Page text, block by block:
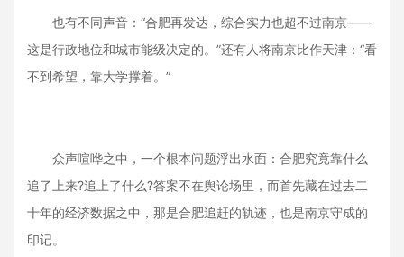
也有不同声音：“合肥再发达，综合实力也超不过南京——
这是行政地位和城市能级决定的。”还有人将南京比作天津：“看
不到希望，靠大学撑着。”
众声喧哗之中，一个根本问题浮出水面：合肥究竟靠什么
追了上来?追上了什么?答案不在舆论场里，而首先藏在过去二
十年的经济数据之中，那是合肥追赶的轨迹，也是南京守成的
印记。